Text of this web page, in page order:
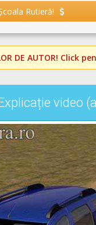
Rutieră!
DE AUTOR! Click
video